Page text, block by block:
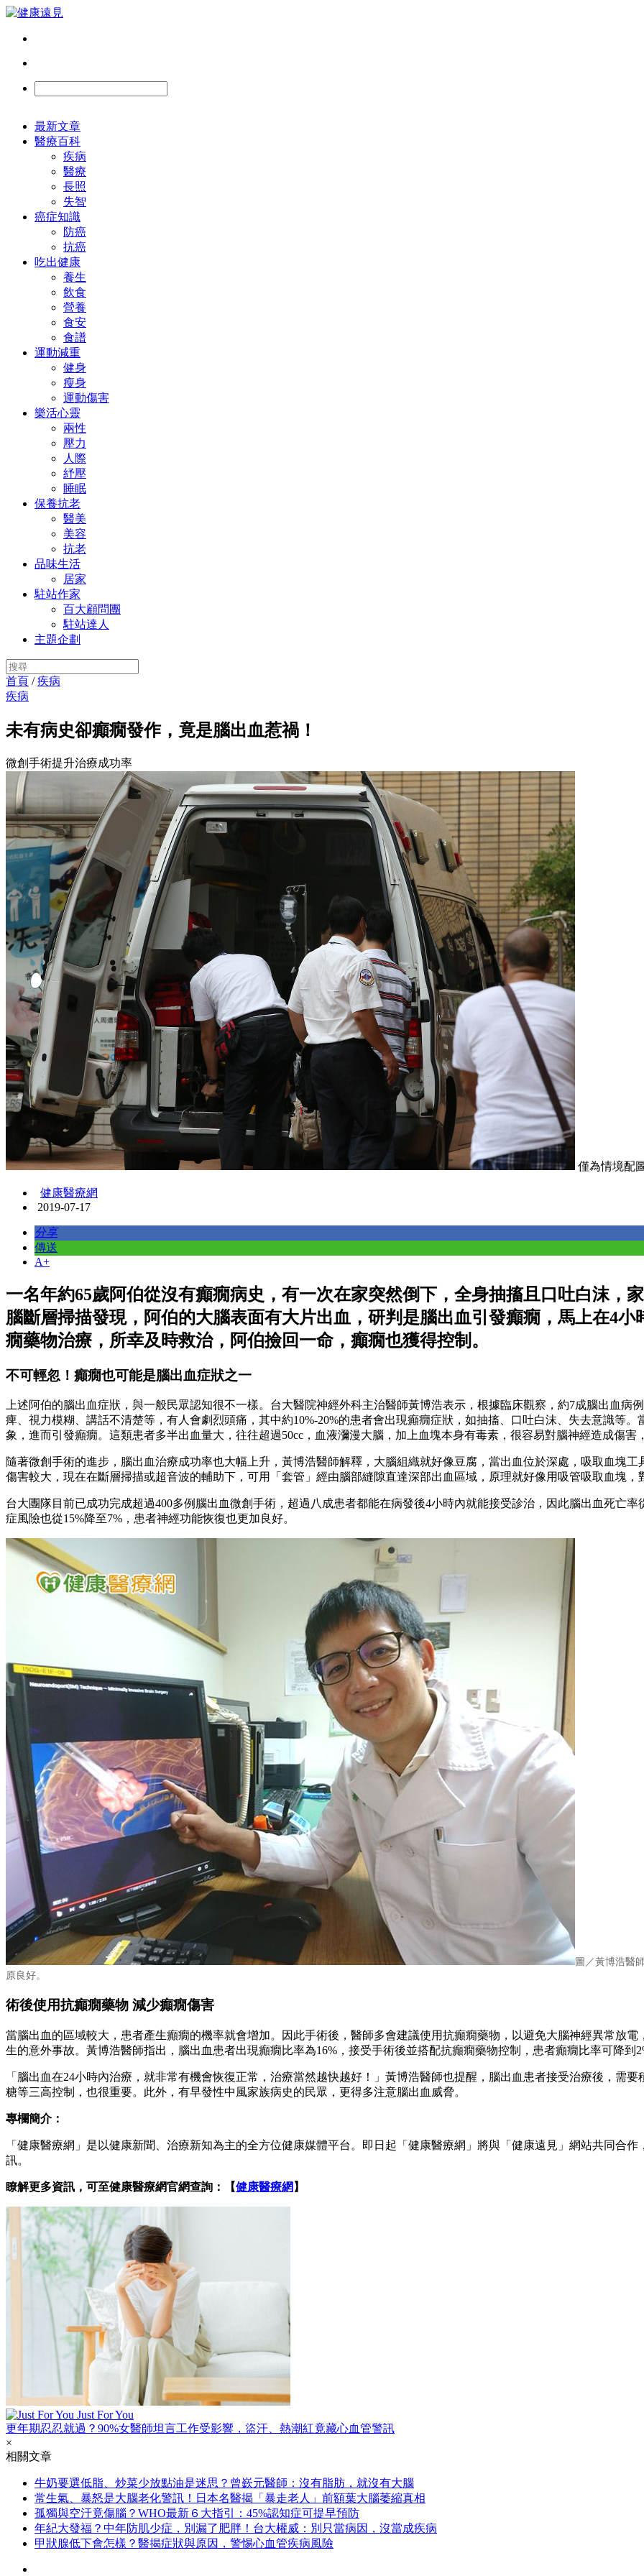
最新文章
醫療百科
疾病
醫療
長照
失智
癌症知識
防癌
抗癌
吃出健康
養生
飲食
營養
食安
食譜
運動減重
健身
瘦身
運動傷害
樂活心靈
兩性
壓力
人際
紓壓
睡眠
保養抗老
醫美
美容
抗老
品味生活
居家
駐站作家
百大顧問團
駐站達人
主題企劃
首頁 /疾病
疾病
未有病史卻癲癇發作，竟是腦出血惹禍！
微創手術提升治療成功率
僅為情境配
健康醫療網
2019-07-17
分享
傳送
A+
一名年約65歲阿伯從沒有癲癇病史，有一次在家突然倒下，全身抽搐且口吐白沫，
腦斷層掃描發現，阿伯的大腦表面有大片出血，研判是腦出血引發癲癇，馬上在4
癇藥物治療，所幸及時救治，阿伯撿回一命，癲癇也獲得控制。
不可輕忽！癲癇也可能是腦出血症狀之一
上述阿伯的腦出血症狀，與一般民眾認知很不一樣。台大醫院神經外科主治醫師黃博浩表示，根據臨床觀察，約7成腦出血
痺、視力模糊、講話不清楚等，有人會劇烈頭痛，其中約10%-20%的患者會出現癲癇症狀，如抽搐、口吐白沫、失去意識等
象，進而引發癲癇。這類患者多半出血量大，往往超過50cc，血液瀰漫大腦，加上血塊本身有毒素，很容易對腦神經造成傷害
隨著微創手術的進步，腦出血治療成功率也大幅上升，黃博浩醫師解釋，大腦組織就好像豆腐，當出血位於深處，吸取血塊
傷害較大，現在在斷層掃描或超音波的輔助下，可用「套管」經由腦部縫隙直達深部出血區域，原理就好像用吸管吸取血塊
台大團隊目前已成功完成超過400多例腦出血微創手術，超過八成患者都能在病發後4小時內就能接受診治，因此腦出血死亡
症風險也從15%降至7%，患者神經功能恢復也更加良好。
圖／黃博浩醫
原良好。
術後使用抗癲癇藥物 減少癲癇傷害
當腦出血的區域較大，患者產生癲癇的機率就會增加。因此手術後，醫師多會建議使用抗癲癇藥物，以避免大腦神經異常放
生的意外事故。黃博浩醫師指出，腦出血患者出現癲癇比率為16%，接受手術後並搭配抗癲癇藥物控制，患者癲癇比率可降到
「腦出血在24小時內治療，就非常有機會恢復正常，治療當然越快越好！」黃博浩醫師也提醒，腦出血患者接受治療後，需
糖等三高控制，也很重要。此外，有早發性中風家族病史的民眾，更得多注意腦出血威脅。
專欄簡介：
「健康醫療網」是以健康新聞、治療新知為主的全方位健康媒體平台。即日起「健康醫療網」將與「健康遠見」網站共同合
訊。
瞭解更多資訊，可至健康醫療網官網查詢：【健康醫療網 】
Just For You
更年期忍忍就過？90%女醫師坦言工作受影響，盜汗、熱潮紅竟藏心血管警訊
×
相關文章
牛奶要選低脂、炒菜少放點油是迷思？曾嶔元醫師：沒有脂肪，就沒有大腦
常生氣、暴怒是大腦老化警訊！日本名醫揭「暴走老人」前額葉大腦萎縮真相
孤獨與空汙竟傷腦？WHO最新６大指引：45%認知症可提早預防
年紀大發福？中年防肌少症，別漏了肥胖！台大權威：別只當病因，沒當成疾病
甲狀腺低下會怎樣？醫揭症狀與原因，警惕心血管疾病風險